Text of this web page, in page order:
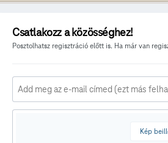
Csatlakozz a közösséghez!
Posztolhatsz regisztráció előtt is. Ha már van
Kép